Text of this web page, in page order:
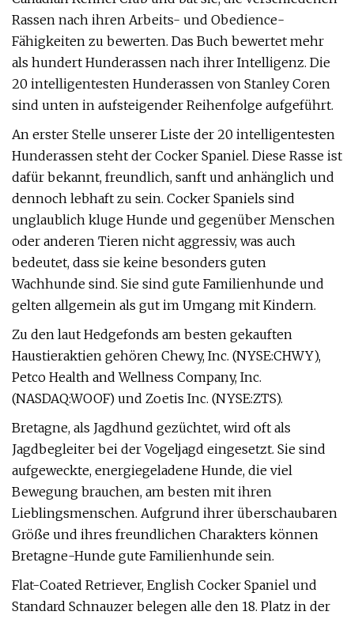
Rassen nach ihren Arbeits- und Obedience-
Fähigkeiten zu bewerten. Das Buch bewertet mehr
als hundert Hunderassen nach ihrer Intelligenz. Die
20 intelligentesten Hunderassen von Stanley Coren
sind unten in aufsteigender Reihenfolge aufgeführt.
An erster Stelle unserer Liste der 20 intelligentesten
Hunderassen steht der Cocker Spaniel. Diese Rasse ist
dafür bekannt, freundlich, sanft und anhänglich und
dennoch lebhaft zu sein. Cocker Spaniels sind
unglaublich kluge Hunde und gegenüber Menschen
oder anderen Tieren nicht aggressiv, was auch
bedeutet, dass sie keine besonders guten
Wachhunde sind. Sie sind gute Familienhunde und
gelten allgemein als gut im Umgang mit Kindern.
Zu den laut Hedgefonds am besten gekauften
Haustieraktien gehören Chewy, Inc. (NYSE:CHWY),
Petco Health and Wellness Company, Inc.
(NASDAQ:WOOF) und Zoetis Inc. (NYSE:ZTS).
Bretagne, als Jagdhund gezüchtet, wird oft als
Jagdbegleiter bei der Vogeljagd eingesetzt. Sie sind
aufgeweckte, energiegeladene Hunde, die viel
Bewegung brauchen, am besten mit ihren
Lieblingsmenschen. Aufgrund ihrer überschaubaren
Größe und ihres freundlichen Charakters können
Bretagne-Hunde gute Familienhunde sein.
Flat-Coated Retriever, English Cocker Spaniel und
Standard Schnauzer belegen alle den 18. Platz in der